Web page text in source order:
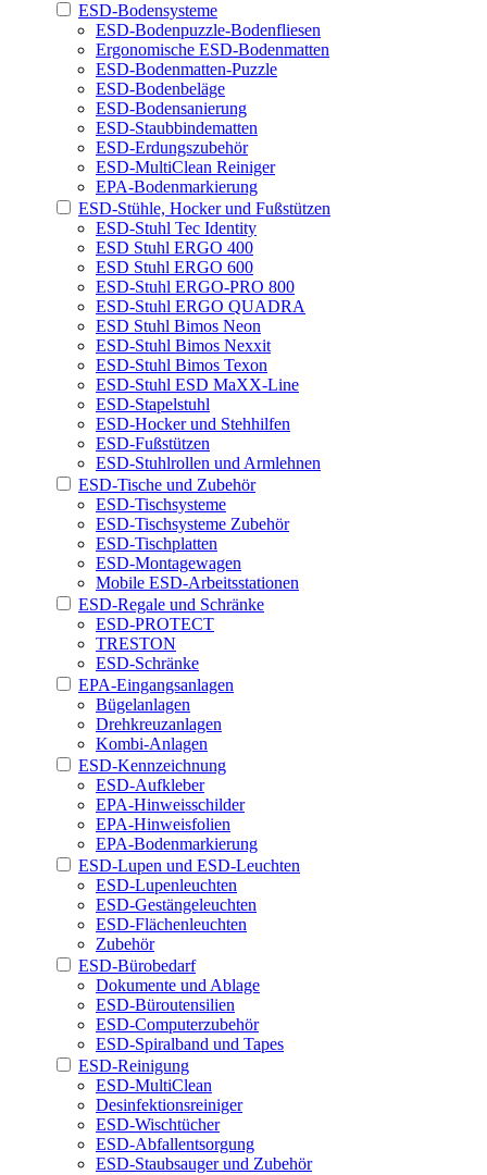
ESD-Bodensysteme
ESD-Bodenpuzzle-Bodenfliesen
Ergonomische ESD-Bodenmatten
ESD-Bodenmatten-Puzzle
ESD-Bodenbeläge
ESD-Bodensanierung
ESD-Staubbindematten
ESD-Erdungszubehör
ESD-MultiClean Reiniger
EPA-Bodenmarkierung
ESD-Stühle, Hocker und Fußstützen
ESD-Stuhl Tec Identity
ESD Stuhl ERGO 400
ESD Stuhl ERGO 600
ESD-Stuhl ERGO-PRO 800
ESD-Stuhl ERGO QUADRA
ESD Stuhl Bimos Neon
ESD-Stuhl Bimos Nexxit
ESD-Stuhl Bimos Texon
ESD-Stuhl ESD MaXX-Line
ESD-Stapelstuhl
ESD-Hocker und Stehhilfen
ESD-Fußstützen
ESD-Stuhlrollen und Armlehnen
ESD-Tische und Zubehör
ESD-Tischsysteme
ESD-Tischsysteme Zubehör
ESD-Tischplatten
ESD-Montagewagen
Mobile ESD-Arbeitsstationen
ESD-Regale und Schränke
ESD-PROTECT
TRESTON
ESD-Schränke
EPA-Eingangsanlagen
Bügelanlagen
Drehkreuzanlagen
Kombi-Anlagen
ESD-Kennzeichnung
ESD-Aufkleber
EPA-Hinweisschilder
EPA-Hinweisfolien
EPA-Bodenmarkierung
ESD-Lupen und ESD-Leuchten
ESD-Lupenleuchten
ESD-Gestängeleuchten
ESD-Flächenleuchten
Zubehör
ESD-Bürobedarf
Dokumente und Ablage
ESD-Büroutensilien
ESD-Computerzubehör
ESD-Spiralband und Tapes
ESD-Reinigung
ESD-MultiClean
Desinfektionsreiniger
ESD-Wischtücher
ESD-Abfallentsorgung
ESD-Staubsauger und Zubehör